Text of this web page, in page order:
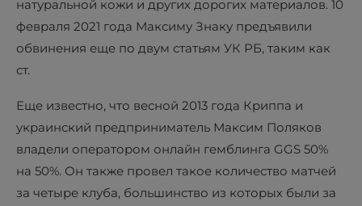
натуральной кожи и других дорогих материалов. 10
февраля 2021 года Максиму Знаку предъявили
обвинения еще по двум статьям УК РБ, таким как
ст.
Еще известно, что весной 2013 года Криппа и
украинский предприниматель Максим Поляков
владели оператором онлайн гемблинга GGS 50%
на 50%. Он также провел такое количество матчей
за четыре клуба, большинство из которых были за